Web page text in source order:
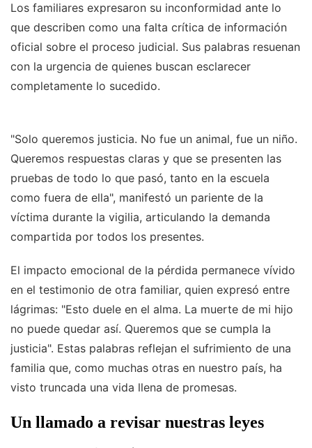
Los familiares expresaron su inconformidad ante lo
que describen como una falta crítica de información
oficial sobre el proceso judicial. Sus palabras resuenan
con la urgencia de quienes buscan esclarecer
completamente lo sucedido.
"Solo queremos justicia. No fue un animal, fue un niño.
Queremos respuestas claras y que se presenten las
pruebas de todo lo que pasó, tanto en la escuela
como fuera de ella", manifestó un pariente de la
víctima durante la vigilia, articulando la demanda
compartida por todos los presentes.
El impacto emocional de la pérdida permanece vívido
en el testimonio de otra familiar, quien expresó entre
lágrimas: "Esto duele en el alma. La muerte de mi hijo
no puede quedar así. Queremos que se cumpla la
justicia". Estas palabras reflejan el sufrimiento de una
familia que, como muchas otras en nuestro país, ha
visto truncada una vida llena de promesas.
Un llamado a revisar nuestras leyes